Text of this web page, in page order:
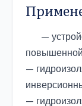
—
повышенной
—
—